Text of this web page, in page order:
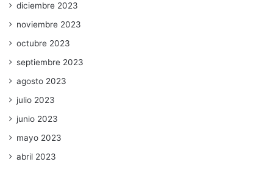
diciembre 2023
noviembre 2023
octubre 2023
septiembre 2023
agosto 2023
julio 2023
junio 2023
mayo 2023
abril 2023